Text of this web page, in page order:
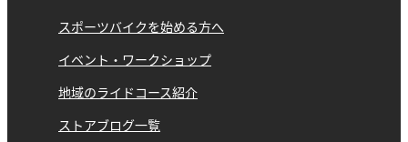
スポーツバイクを始める方へ
イベント・ワークショップ
地域のライドコース紹介
ストアブログ一覧